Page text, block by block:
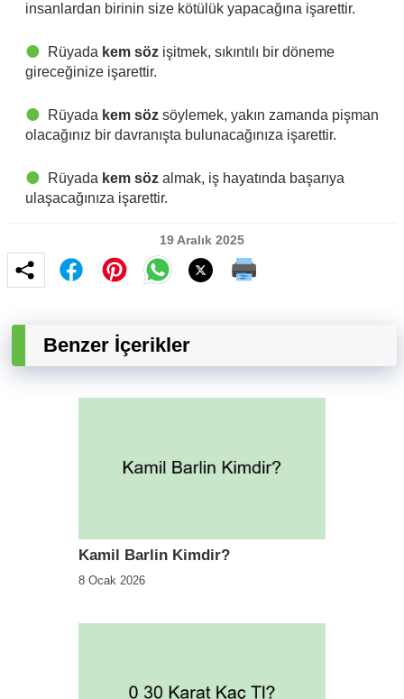
insanlardan birinin size kötülük yapacağına işarettir.
Rüyada kem söz işitmek, sıkıntılı bir döneme
gireceğinize işarettir.
Rüyada kem söz söylemek, yakın zamanda pişman
olacağınız bir davranışta bulunacağınıza işarettir.
Rüyada kem söz almak, iş hayatında başarıya
ulaşacağınıza işarettir.
19 Aralık 2025
Benzer İçerikler
Kamil Barlin Kimdir?
8 Ocak 2026